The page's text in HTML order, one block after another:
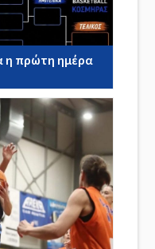
η πρώτη ημέρα